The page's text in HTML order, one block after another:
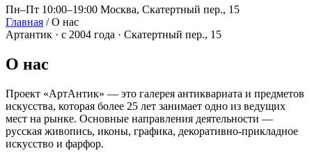
Пн–Пт 10:00–19:00 Москва, Скатертный пер., 15
Главная / О нас
Артантик · с 2004 года · Скатертный пер., 15
О нас
Проект «АртАнтик» — это галерея антиквариата и предметов
искусства, которая более 25 лет занимает одно из ведущих
мест на рынке. Основные направления деятельности —
русская живопись, иконы, графика, декоративно-прикладное
искусство и фарфор.